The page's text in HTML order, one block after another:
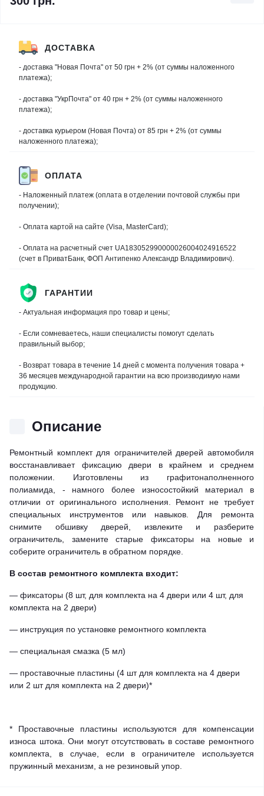
Описание
Ремонтный комплект для ограничителей дверей автомобиля
восстанавливает фиксацию двери в крайнем и среднем
положении. Изготовлены из графитонаполненного
полиамида, - намного более износостойкий материал в
отличии от оригинального исполнения. Ремонт не требует
специальных инструментов или навыков. Для ремонта
снимите обшивку дверей, извлеките и разберите
ограничитель, замените старые фиксаторы на новые и
соберите ограничитель в обратном порядке.
В состав ремонтного комплекта входит:
— фиксаторы (8 шт, для комплекта на 4 двери или 4 шт, для
комплекта на 2 двери)
— инструкция по установке ремонтного комплекта
— специальная смазка (5 мл)
— проставочные пластины (4 шт для комплекта на 4 двери
или 2 шт для комплекта на 2 двери)*
* Проставочные пластины используются для компенсации
износа штока. Они могут отсутствовать в составе ремонтного
комплекта, в случае, если в ограничителе используется
пружинный механизм, а не резиновый упор.
ДОСТАВКА
- доставка "Новая Почта" от 50 грн + 2% (от суммы наложенного
платежа);
- доставка "УкрПочта" от 40 грн + 2% (от суммы наложенного
платежа);
- доставка курьером (Новая Почта) от 85 грн + 2% (от суммы
наложенного платежа);
ОПЛАТА
- Наложенный платеж (оплата в отделении почтовой службы при
получении);
- Оплата картой на сайте (Visa, MasterCard);
- Оплата на расчетный счет UA183052990000026004024916522
(счет в ПриватБанк, ФОП Антипенко Александр Владимирович).
ГАРАНТИИ
- Актуальная информация про товар и цены;
- Если сомневаетесь, наши специалисты помогут сделать
правильный выбор;
- Возврат товара в течение 14 дней с момента получения товара +
36 месяцев международной гарантии на всю производимую нами
продукцию.